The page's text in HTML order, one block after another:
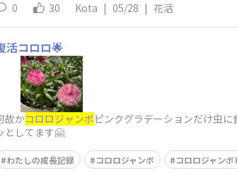
0 30 Kota | 05/28 | 花活
活コロロ🌟
故かコロロジャンボピンクグラデーションだけ虫
としてます🤗
わたしの成長記録 コロロジャンボ コロロジャン